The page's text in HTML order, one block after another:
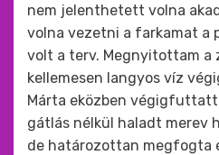
nem jelenthetett volna
volna vezetni a farkamat a
volt a terv. Megnyitottam a
kellemesen langyos víz
Márta eközben
gátlás nélkül haladt merev
de határozottan megfogta